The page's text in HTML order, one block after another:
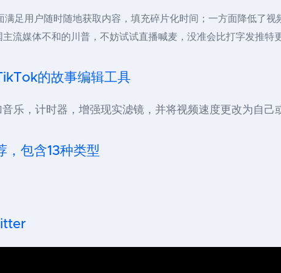
足用户随时随地获取内容，填充碎片化时间；一方面降低了
主流媒体不和的川普，不妨试试直播喊麦，没准会比打字发推特
的故事编辑工具
乐，计时器，增强现实滤镜，并将视频速度更改为自
包含13种类型